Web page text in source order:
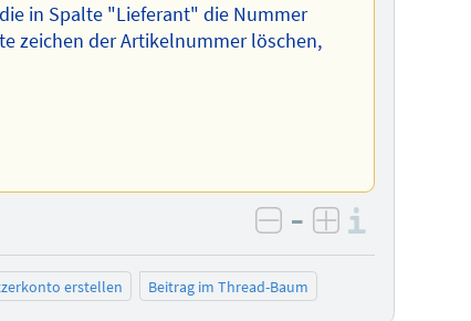
in Spalte "Lieferant" die Nummer
zeichen der Artikelnummer löschen,
negativ bewerten
– positiv
erstellen Beitrag im Thread-Baum